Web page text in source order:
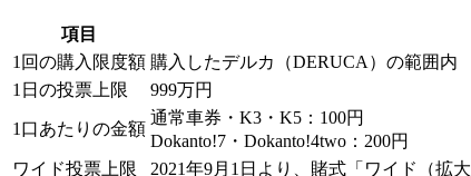
項目
1回の購入限度額 購入したデルカ（DERUCA）の範囲内
1日の投票上限
999万円
1口あたりの金額
通常車券・K3・K5：100円
Dokanto!7・Dokanto!4two：200円
ワイド投票上限
2021年9月1日より、賭式「ワイド（拡